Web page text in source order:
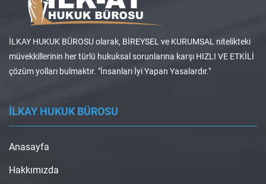
İLKAY HUKUK BÜROSU olarak, BİREYSEL ve KURUMSAL nitelikteki
müvekkillerinin her türlü hukuksal sorunlarına karşı HIZLI VE ETKİLİ
çözüm yolları bulmaktır. "İnsanları İyi Yapan Yasalardır."
İLKAY HUKUK BÜROSU
Anasayfa
Hakkımızda